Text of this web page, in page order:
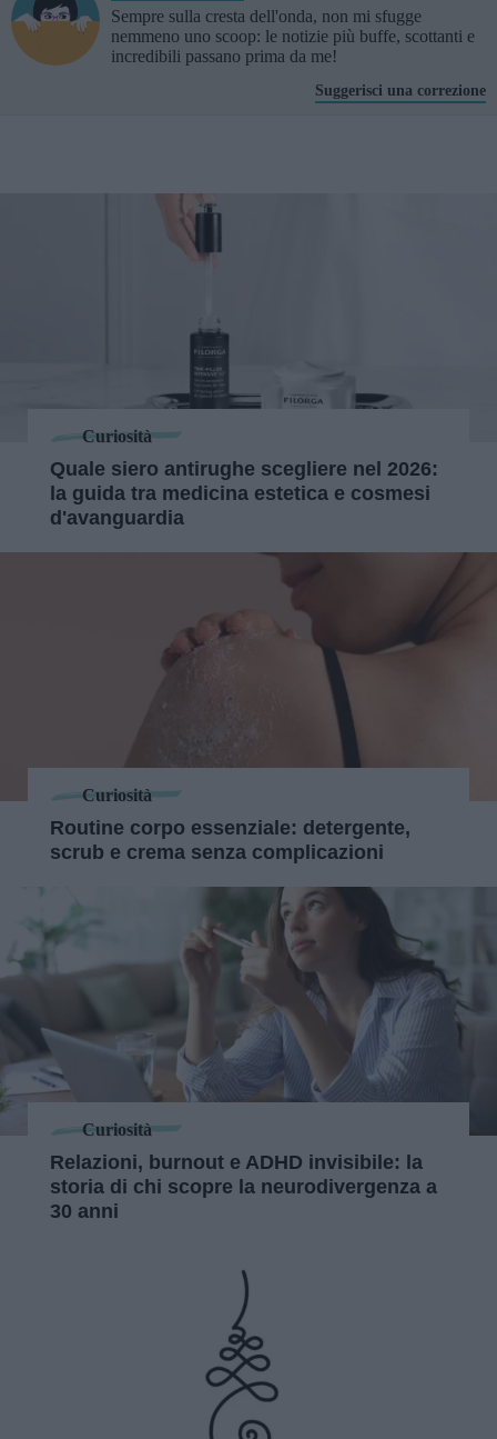
Sempre sulla cresta dell'onda, non mi sfugge
nemmeno uno scoop: le notizie più buffe, scottanti e
incredibili passano prima da me!
Suggerisci una correzione
Curiosità
Quale siero antirughe scegliere nel 2026:
la guida tra medicina estetica e cosmesi
d'avanguardia
Curiosità
Routine corpo essenziale: detergente,
scrub e crema senza complicazioni
Curiosità
Relazioni, burnout e ADHD invisibile: la
storia di chi scopre la neurodivergenza a
30 anni